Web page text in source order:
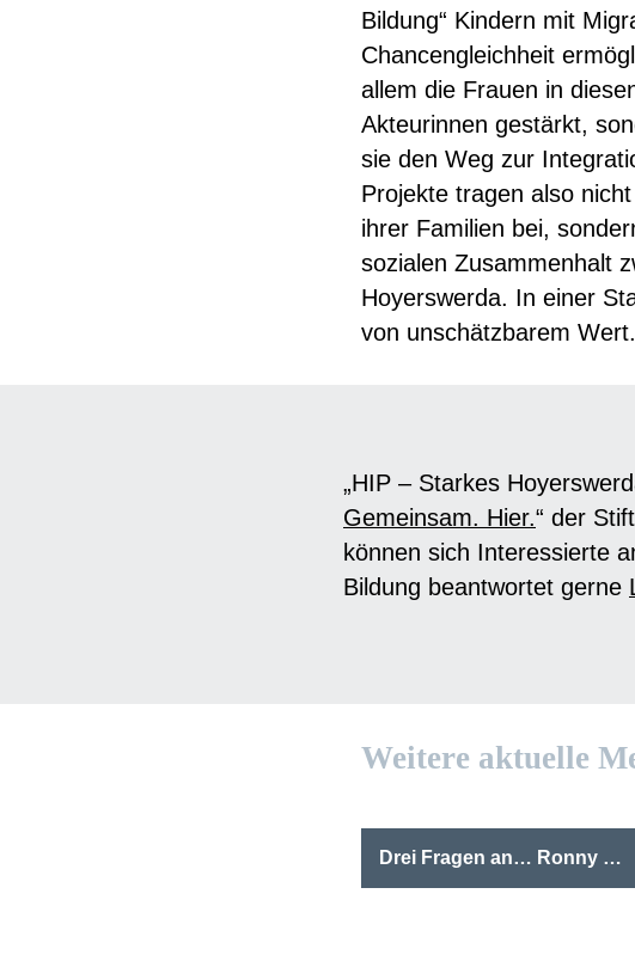
Bildung“ Kindern mit
Chancengleichheit
allem die Frauen in
Akteurinnen gestärkt,
sie den Weg zur
Projekte tragen also
ihrer Familien bei,
sozialen Zusammenhalt
Hoyerswerda. In einer
von unschätzbarem Wert.
„HIP – Starkes
Gemeinsam. Hier.“ der
können sich Interessierte
Bildung beantwortet gerne
Weitere aktuelle
Drei Fragen an… Ronny Burgermeister